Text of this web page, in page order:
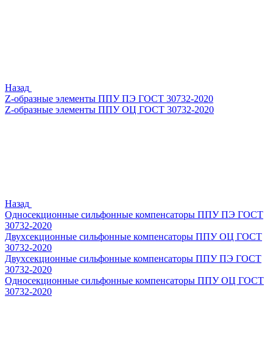
Назад
Z-образные элементы ППУ ПЭ ГОСТ 30732-2020
Z-образные элементы ППУ ОЦ ГОСТ 30732-2020
Назад
Односекционные сильфонные компенсаторы ППУ ПЭ ГОСТ
30732-2020
Двухсекционные сильфонные компенсаторы ППУ ОЦ ГОСТ
30732-2020
Двухсекционные сильфонные компенсаторы ППУ ПЭ ГОСТ
30732-2020
Односекционные сильфонные компенсаторы ППУ ОЦ ГОСТ
30732-2020